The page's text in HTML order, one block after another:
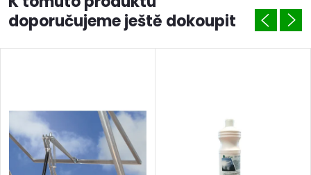
doporučujeme ještě dokoupit